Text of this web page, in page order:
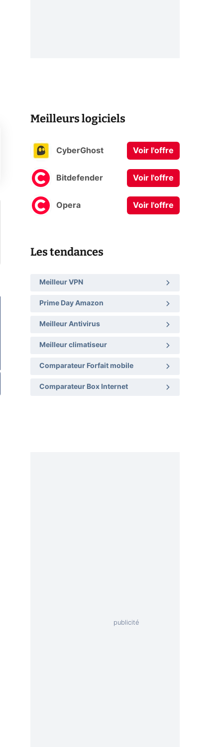
Meilleurs logiciels
CyberGhost Voir l'offre
Bitdefender Voir l'offre
Opera Voir l'offre
Les tendances
Meilleur VPN
Prime Day Amazon
Meilleur Antivirus
Meilleur climatiseur
Comparateur Forfait mobile
Comparateur Box Internet